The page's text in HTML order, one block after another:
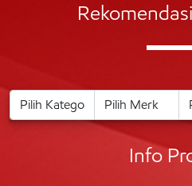
Info